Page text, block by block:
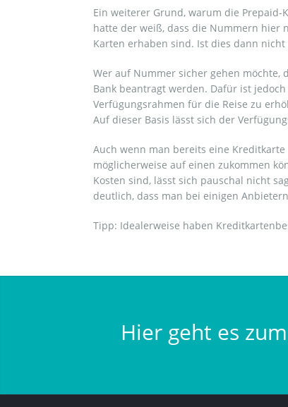
Ein weiterer Grund, warum die
hatte der weiß, dass die Nummern hier
Karten erhaben sind. Ist dies dann
Wer auf Nummer sicher gehen möchte,
Bank beantragt werden. Dafür ist
Verfügungsrahmen für die Reise zu
Auf dieser Basis lässt sich der
Auch wenn man bereits eine
möglicherweise auf einen zukommen
Kosten sind, lässt sich pauschal nicht
deutlich, dass man bei einigen
Tipp: Idealerweise haben
Hier geht es